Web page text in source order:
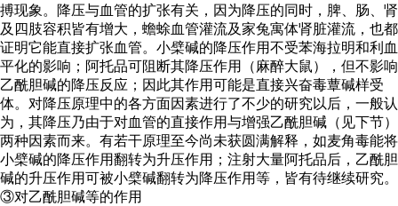
搏现象。降压与血管的扩张有关，因为降压的同时，脾、肠、肾
及四肢容积皆有增大，蟾蜍血管灌流及家兔寓体肾脏灌流，也都
证明它能直接扩张血管。小檗碱的降压作用不受苯海拉明和利血
平化的影响；阿托品可阻断其降压作用（麻醉大鼠），但不影响
乙酰胆碱的降压反应；因此其作用可能是直接兴奋毒蕈碱样受
体。对降压原理中的各方面因素进行了不少的研究以后，一般认
为，其降压乃由于对血管的直接作用与增强乙酰胆碱（见下节）
两种因素而来。有若干原理至今尚未获圆满解释，如麦角毒能将
小檗碱的降压作用翻转为升压作用；注射大量阿托品后，乙酰胆
碱的升压作用可被小檗碱翻转为降压作用等，皆有待继续研究。
③对乙酰胆碱等的作用